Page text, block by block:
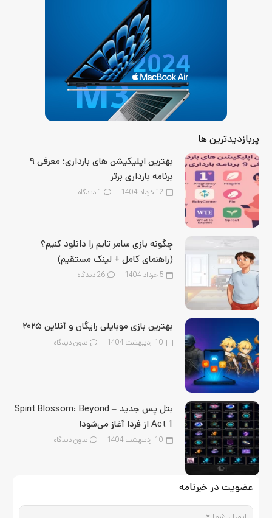
پربازدیدترین ها
بهترین اپلیکیشن‌ های بارداری؛ معرفی ۹
برنامه بارداری برتر
12 خرداد 1404 1 دیدگاه
چگونه بازی سامر تایم را دانلود کنیم؟
(راهنمای کامل + لینک مستقیم)
5 خرداد 1404 26 دیدگاه
بهترین بازی‌ موبایلی رایگان و آنلاین ۲۰۲۵
10 اردیبهشت 1404 بدون دیدگاه
بتل‌ پس جدید Spirit Blossom: Beyond –
Act 1 از فردا آغاز می‌شود!
10 اردیبهشت 1404 بدون دیدگاه
عضویت در خبرنامه